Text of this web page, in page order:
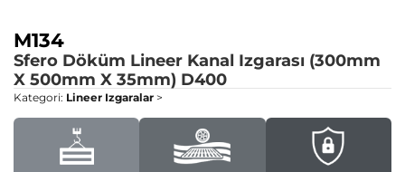
M134
Sfero Döküm Lineer Kanal Izgarası (300mm
X 500mm X 35mm) D400
Kategori: Lineer Izgaralar >